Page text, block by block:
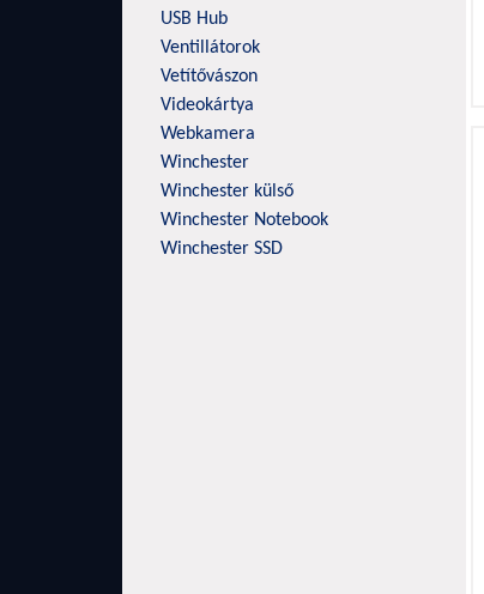
USB Hub
Ventillátorok
Vetítővászon
Videokártya
Webkamera
Winchester
Winchester külső
Winchester Notebook
Winchester SSD